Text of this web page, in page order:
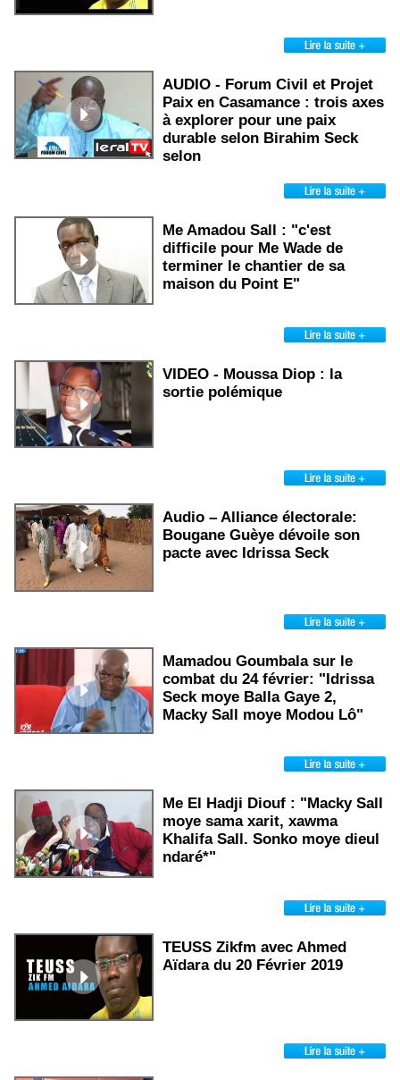
AUDIO - Forum Civil et Projet
Paix en Casamance : trois axes
à explorer pour une paix
durable selon Birahim Seck
selon
Me Amadou Sall : "c'est
difficile pour Me Wade de
terminer le chantier de sa
maison du Point E"
VIDEO - Moussa Diop : la
sortie polémique
Audio – Alliance électorale:
Bougane Guèye dévoile son
pacte avec Idrissa Seck
Mamadou Goumbala sur le
combat du 24 février: "Idrissa
Seck moye Balla Gaye 2,
Macky Sall moye Modou Lô"
Me El Hadji Diouf : "Macky Sall
moye sama xarit, xawma
Khalifa Sall. Sonko moye dieul
ndaré*"
TEUSS Zikfm avec Ahmed
Aïdara du 20 Février 2019